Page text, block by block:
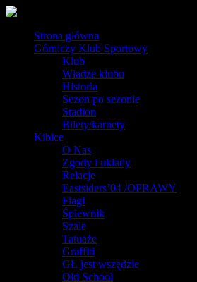
Strona główna
Górniczy Klub Sportowy
Klub
Władze klubu
Historia
Sezon po sezonie
Stadion
Bilety/karnety
Kibice
O Nas
Zgody i układy
Relacje
Eastsiders’04 /OPRAWY
Flagi
Śpiewnik
Szale
Tatuaże
Graffiti
GŁ jest wszędzie
Old School